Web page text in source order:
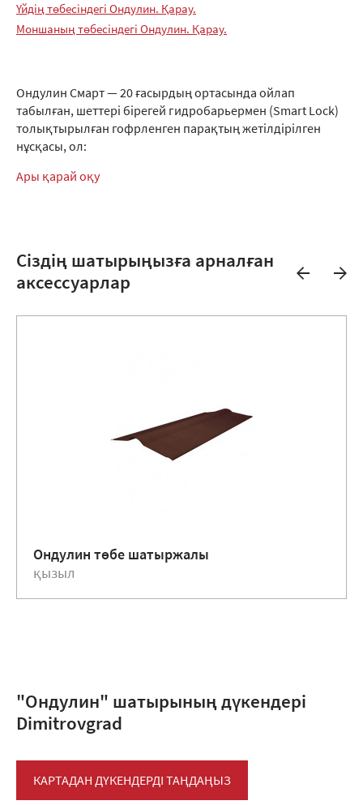
Үйдің төбесіндегі Ондулин. Қарау.
Моншаның төбесіндегі Ондулин. Қарау.
Ондулин Смарт — 20 ғасырдың ортасында ойлап
табылған, шеттері бірегей гидробарьермен (Smart Lock)
толықтырылған гофрленген парақтың жетілдірілген
нұсқасы, ол:
Ары қарай оқу
Сіздің шатырыңызға арналған
аксессуарлар
Ондулин төбе шатыржалы
қызыл
"Ондулин" шатырының дүкендері
Dimitrovgrad
КАРТАДАН ДҮКЕНДЕРДІ ТАҢДАҢЫЗ